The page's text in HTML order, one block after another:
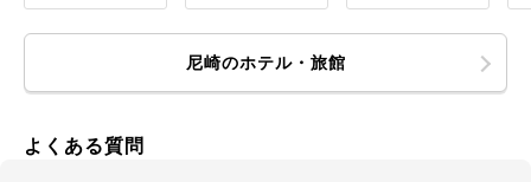
尼崎のホテル・旅館
よくある質問